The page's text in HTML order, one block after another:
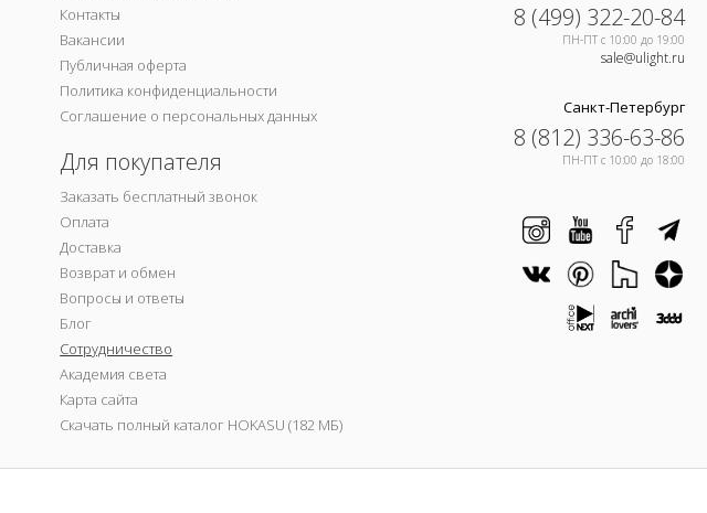
Контакты
Вакансии
Публичная оферта
Политика конфиденциальности
Соглашение о персональных данных
Для покупателя
Заказать бесплатный звонок
Оплата
Доставка
Возврат и обмен
Вопросы и ответы
Блог
Сотрудничество
Академия света
Карта сайта
Скачать полный каталог HOKASU (182 МБ)
8 (499) 322-20-84
ПН-ПТ c 10:00 до 19:00
sale@ulight.ru
Санкт-Петербург
8 (812) 336-63-86
ПН-ПТ c 10:00 до 18:00